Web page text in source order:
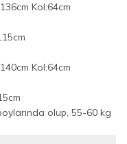
Kol:64cm
Kol:64cm
olup, 55-60 kg